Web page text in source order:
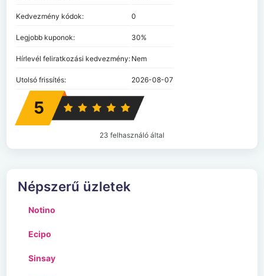
Kedvezmény kódok: 0
Legjobb kuponok: 30%
Hírlevél feliratkozási kedvezmény: Nem
Utolsó frissítés: 2026-08-07
5
23 felhasználó által
Népszerű üzletek
Notino
Ecipo
Sinsay